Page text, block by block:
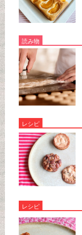
読み物
レシピ
レシピ